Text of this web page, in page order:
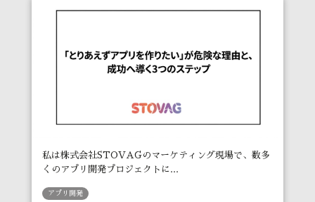
私は株式会社STOVAGのマーケティング現場で、数多
くのアプリ開発プロジェクトに...
アプリ開発